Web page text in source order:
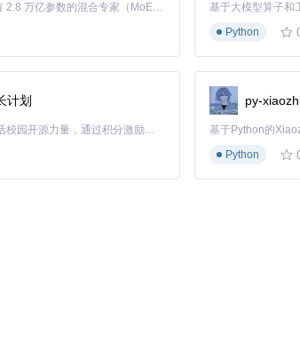
，定期更新并接受用户反馈，致力于打造更好的开发
，无论你是新手还是经验丰富的开发者，它都将帮助
Kimi K3 是Kimi能力最强的模型：这是一个拥有 2.8 万亿参数的混合专家（MoE）模型，具备原生视觉理解能力，并支持 100 万 token 的上下文窗口。
基于大模型算子和
Python
计划
「源启盛夏」暑期校园开发者成长计划旨在激活校园开源力量，通过积分激励、认证扶持、资源倾斜等形式，引导高校组织和开发者完成「入驻 — 建项目 — 做贡献 — 获认证 — 得资源」的完整闭环。无论你是想带领社团入驻平台的组织者，还是希望用代码贡献证明自己的开发者，都能在这里找到属于你的成长路径。
py-
Python